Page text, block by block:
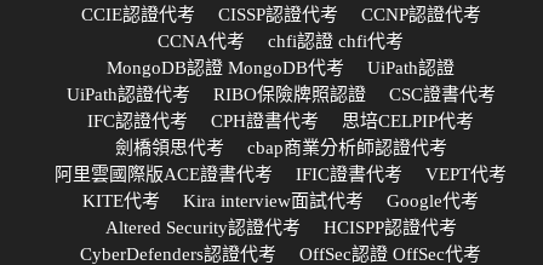
CCIE認證代考
CISSP認證代考
CCNP認證代考
CCNA代考
chfi認證 chfi代考
MongoDB認證 MongoDB代考
UiPath認證
UiPath認證代考
RIBO保險牌照認證
CSC證書代考
IFC認證代考
CPH證書代考
思培CELPIP代考
劍橋領思代考
cbap商業分析師認證代考
阿里雲國際版ACE證書代考
IFIC證書代考
VEPT代考
KITE代考
Kira interview面試代考
Google代考
Altered Security認證代考
HCISPP認證代考
CyberDefenders認證代考
OffSec認證 OffSec代考